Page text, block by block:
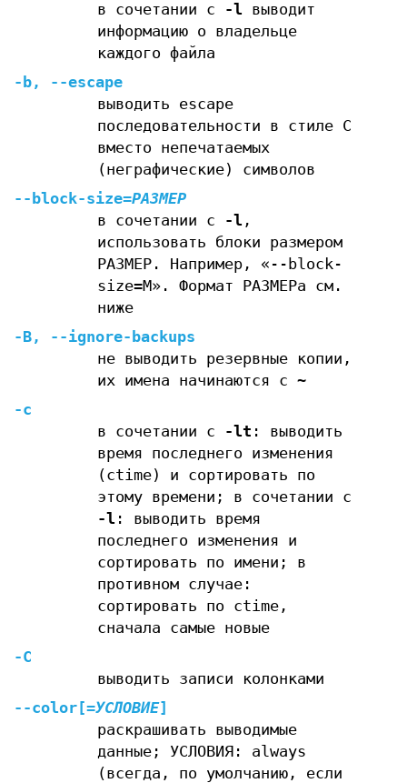
в сочетании с
-l выводит
информацию о владельце
каждого файла
-b,
--escape
выводить escape
последовательности в стиле С
вместо непечатаемых
(неграфические) символов
--block-size=РАЗМЕР
в сочетании с
-l ,
использовать блоки размером
РАЗМЕР. Например, «--block-
size=M». Формат РАЗМЕРа см.
ниже
-B,
--ignore-backups
не выводить резервные копии,
их имена начинаются с ~
-c
в сочетании с
-lt : выводить
время последнего изменения
(ctime) и сортировать по
этому времени; в сочетании с
-l : выводить время
последнего изменения и
сортировать по имени; в
противном случае:
сортировать по ctime,
сначала самые новые
-C
выводить записи колонками
--color [=УСЛОВИЕ]
раскрашивать выводимые
данные; УСЛОВИЯ: always
(всегда, по умолчанию, если